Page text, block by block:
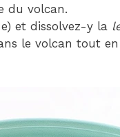
du volcan.
et dissolvez-y la
le volcan tout en